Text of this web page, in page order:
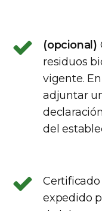
(opcional)
residuos
vigente.
adjuntar
del
expedido